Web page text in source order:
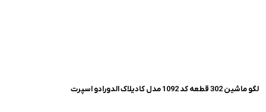
لگو ماشین 302 قطعه کد 1092 مدل کادیلاک الدورادو اسپرت